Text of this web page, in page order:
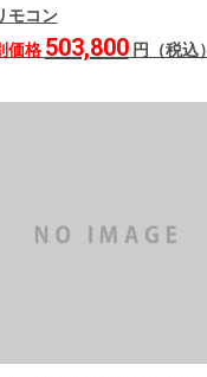
モコン
価格 503,800円（税込）